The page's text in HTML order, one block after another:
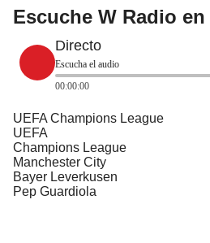
Escuche W Radio
Directo
Escucha el audio
00:00:00
UEFA Champions League
UEFA
Champions League
Manchester City
Bayer Leverkusen
Pep Guardiola